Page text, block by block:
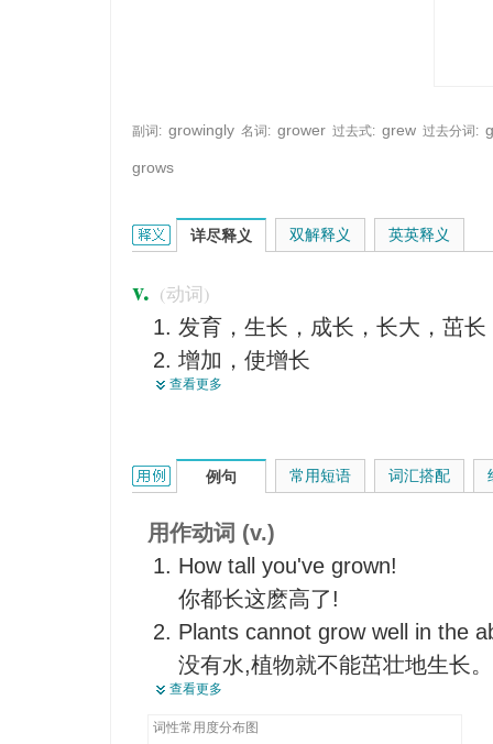
副词: growingly 名词: grower 过去式: grew 过去分词:
grows
grow的英文翻译是什么意思，词典释义与在线翻译：
详尽释义
v. (动词)
发育，生长，成长，长大，茁长
增加，使增长
形成，产生，出现
渐渐变得
发芽
培育，栽培，培养
使发展；变强，增强
扩大，增大，扩展
逐渐开始
提升品质
培养技能
留长，蓄长
查看更多
双解释义 英英释义
grow的用法和样例：
例句
用作动词 (v.)
How tall you've grown!
你都长这麽高了!
Plants cannot grow well in the
没有水,植物就不能茁壮地生长。
She is growing into a beautiful
她渐渐出落成美丽的姑娘。
查看更多
词性常用度分布图
常用短语 词汇搭配